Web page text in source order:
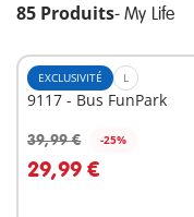
85 Produits- My Life
EXCLUSIVITÉ L
9117 - Bus FunPark
39,99 € -25%
29,99 €
Au panier